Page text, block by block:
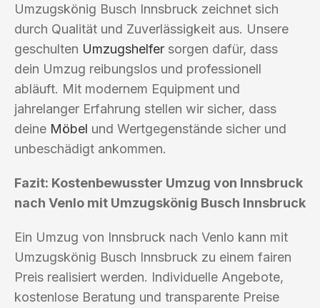
Umzugskönig Busch Innsbruck zeichnet sich
durch Qualität und Zuverlässigkeit aus. Unsere
geschulten Umzugshelfer sorgen dafür, dass
dein Umzug reibungslos und professionell
abläuft. Mit modernem Equipment und
jahrelanger Erfahrung stellen wir sicher, dass
deine Möbel und Wertgegenstände sicher und
unbeschädigt ankommen.
Fazit: Kostenbewusster Umzug von Innsbruck
nach Venlo mit Umzugskönig Busch Innsbruck
Ein Umzug von Innsbruck nach Venlo kann mit
Umzugskönig Busch Innsbruck zu einem fairen
Preis realisiert werden. Individuelle Angebote,
kostenlose Beratung und transparente Preise